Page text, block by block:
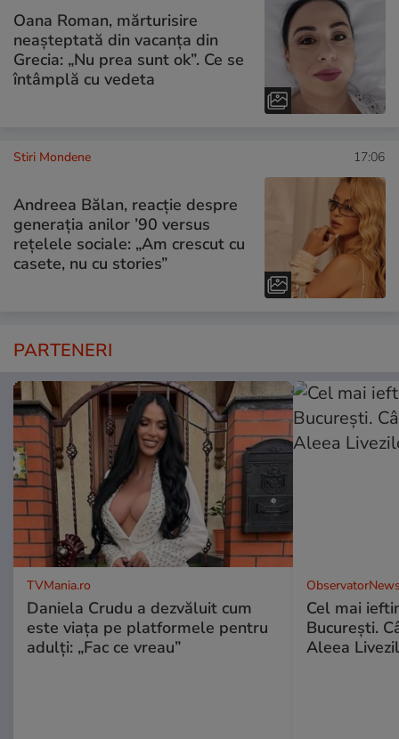
Oana Roman, mărturisire
neașteptată din vacanța din
Grecia: „Nu prea sunt ok”. Ce se
întâmplă cu vedeta
Stiri Mondene 17:06
Andreea Bălan, reacție despre
generația anilor ’90 versus
rețelele sociale: „Am crescut cu
casete, nu cu stories”
PARTENERI
TVMania.ro
Daniela Crudu a dezvăluit cum
este viața pe platformele pentru
adulți: „Fac ce vreau”
Cel mai
Bucureşti.
Aleea